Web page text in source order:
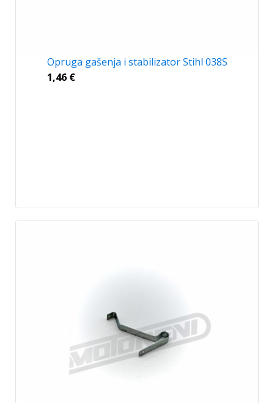
Opruga gašenja i stabilizator Stihl 038S
1,46 €